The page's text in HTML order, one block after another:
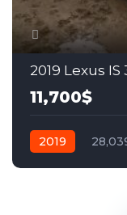
2019 Lexus IS
11,700$
2019